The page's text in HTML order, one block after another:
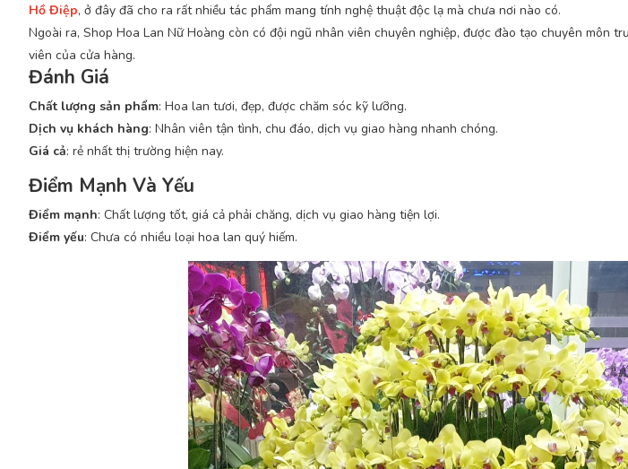
Hồ Điệp, ở đây đã cho ra rất nhiều tác phẩm mang tính nghệ thuật độc lạ mà chưa nơi nào có.
Ngoài ra, Shop Hoa Lan Nữ Hoàng còn có đội ngũ nhân viên chuyên nghiệp, được đào tạo chuyên môn
viên của cửa hàng.
Đánh Giá
Chất lượng sản phẩm: Hoa lan tươi, đẹp, được chăm sóc kỹ lưỡng.
Dịch vụ khách hàng: Nhân viên tận tình, chu đáo, dịch vụ giao hàng nhanh chóng.
Giá cả: rẻ nhất thị trường hiện nay.
Điểm Mạnh Và Yếu
Điểm mạnh: Chất lượng tốt, giá cả phải chăng, dịch vụ giao hàng tiện lợi.
Điểm yếu: Chưa có nhiều loại hoa lan quý hiếm.